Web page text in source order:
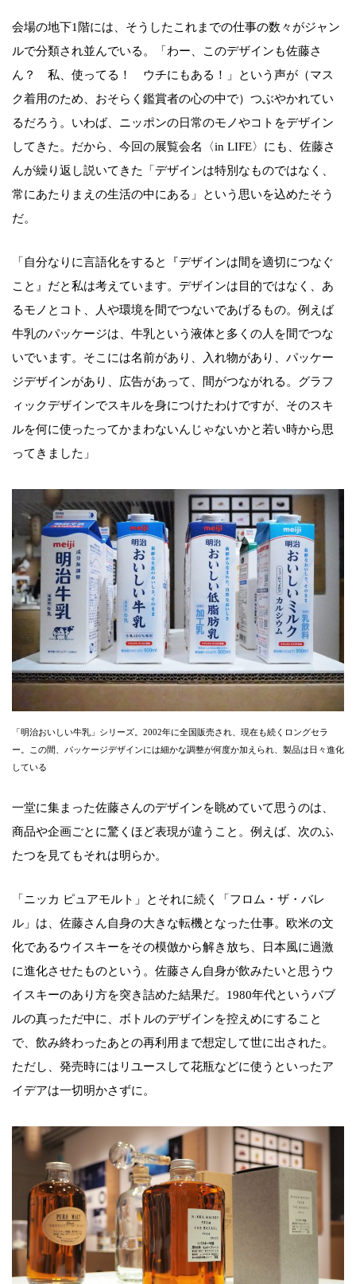
会場の地下1階には、そうしたこれまでの仕事の数々がジャン
ルで分類され並んでいる。「わー、このデザインも佐藤さ
ん？ 私、使ってる！ ウチにもある！」という声が（マス
ク着用のため、おそらく鑑賞者の心の中で）つぶやかれてい
るだろう。いわば、ニッポンの日常のモノやコトをデザイン
してきた。だから、今回の展覧会名〈in LIFE〉にも、佐藤さ
んが繰り返し説いてきた「デザインは特別なものではなく、
常にあたりまえの生活の中にある」という思いを込めたそう
だ。
「自分なりに言語化をすると『デザインは間を適切につなぐ
こと』だと私は考えています。デザインは目的ではなく、あ
るモノとコト、人や環境を間でつないであげるもの。例えば
牛乳のパッケージは、牛乳という液体と多くの人を間でつな
いでいます。そこには名前があり、入れ物があり、パッケー
ジデザインがあり、広告があって、間がつながれる。グラフ
ィックデザインでスキルを身につけたわけですが、そのスキ
ルを何に使ったってかまわないんじゃないかと若い時から思
ってきました」
「明治おいしい牛乳」シリーズ。2002年に全国販売され、現在も続くロングセラ
ー。この間、パッケージデザインには細かな調整が何度か加えられ、製品は日々進化
している
一堂に集まった佐藤さんのデザインを眺めていて思うのは、
商品や企画ごとに驚くほど表現が違うこと。例えば、次のふ
たつを見てもそれは明らか。
「ニッカ ピュアモルト」とそれに続く「フロム・ザ・バレ
ル」は、佐藤さん自身の大きな転機となった仕事。欧米の文
化であるウイスキーをその模倣から解き放ち、日本風に過激
に進化させたものという。佐藤さん自身が飲みたいと思うウ
イスキーのあり方を突き詰めた結果だ。1980年代というバブ
ルの真っただ中に、ボトルのデザインを控えめにすること
で、飲み終わったあとの再利用まで想定して世に出された。
ただし、発売時にはリユースして花瓶などに使うといったア
イデアは一切明かさずに。